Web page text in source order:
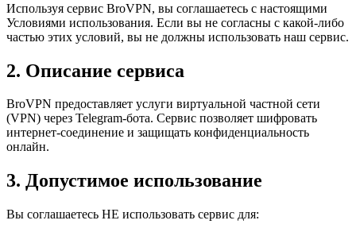
Используя сервис BroVPN, вы соглашаетесь с настоящими
Условиями использования. Если вы не согласны с какой-либо
частью этих условий, вы не должны использовать наш сервис.
2. Описание сервиса
BroVPN предоставляет услуги виртуальной частной сети
(VPN) через Telegram-бота. Сервис позволяет шифровать
интернет-соединение и защищать конфиденциальность
онлайн.
3. Допустимое использование
Вы соглашаетесь НЕ использовать сервис для: